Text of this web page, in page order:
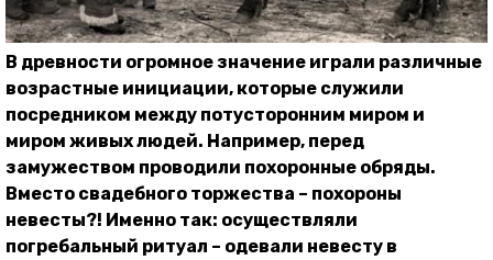
В древности огромное значение играли различные
возрастные инициации, которые служили
посредником между потусторонним миром и
миром живых людей. Например, перед
замужеством проводили похоронные обряды.
Вместо свадебного торжества – похороны
невесты?! Именно так: осуществляли
погребальный ритуал – одевали невесту в